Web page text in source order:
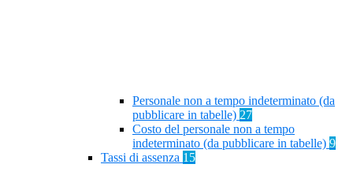
Personale non a tempo indeterminato (da
pubblicare in tabelle) 27
Costo del personale non a tempo
indeterminato (da pubblicare in tabelle) 9
Tassi di assenza 15